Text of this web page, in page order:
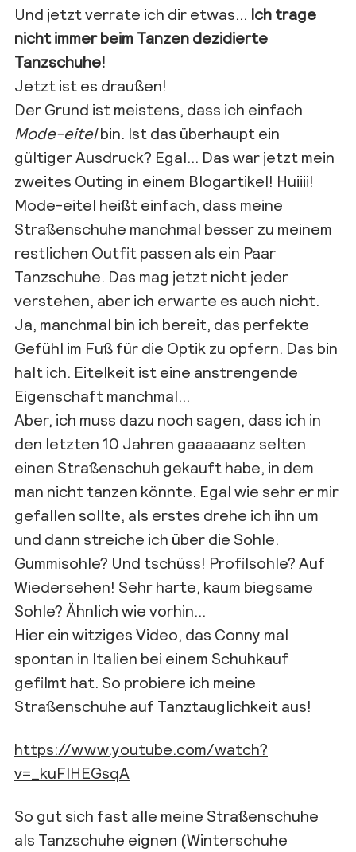
Und jetzt verrate ich dir etwas… Ich trage
nicht immer beim Tanzen dezidierte
Tanzschuhe!
Jetzt ist es draußen!
Der Grund ist meistens, dass ich einfach
Mode-eitelbin. Ist das überhaupt ein
gültiger Ausdruck? Egal… Das war jetzt mein
zweites Outing in einem Blogartikel! Huiiii!
Mode-eitel heißt einfach, dass meine
Straßenschuhe manchmal besser zu meinem
restlichen Outfit passen als ein Paar
Tanzschuhe. Das mag jetzt nicht jeder
verstehen, aber ich erwarte es auch nicht.
Ja, manchmal bin ich bereit, das perfekte
Gefühl im Fuß für die Optik zu opfern. Das bin
halt ich. Eitelkeit ist eine anstrengende
Eigenschaft manchmal…
Aber, ich muss dazu noch sagen, dass ich in
den letzten 10 Jahren gaaaaaanz selten
einen Straßenschuh gekauft habe, in dem
man nicht tanzen könnte. Egal wie sehr er mir
gefallen sollte, als erstes drehe ich ihn um
und dann streiche ich über die Sohle.
Gummisohle? Und tschüss! Profilsohle? Auf
Wiedersehen! Sehr harte, kaum biegsame
Sohle? Ähnlich wie vorhin…
Hier ein witziges Video, das Conny mal
spontan in Italien bei einem Schuhkauf
gefilmt hat. So probiere ich meine
Straßenschuhe auf Tanztauglichkeit aus!
https://www.youtube.com/watch?
v=_kuFlHEGsqA
So gut sich fast alle meine Straßenschuhe
als Tanzschuhe eignen (Winterschuhe